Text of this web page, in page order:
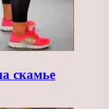
скамье